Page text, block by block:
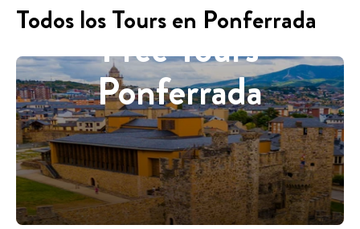
Todos los Tours en Ponferrada
Free Tours
Ponferrada